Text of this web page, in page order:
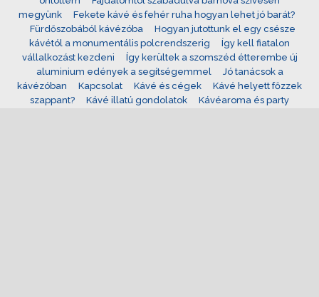
megyünk
Fekete kávé és fehér ruha hogyan lehet jó barát?
Fürdőszobából kávézóba
Hogyan jutottunk el egy csésze
kávétól a monumentális polcrendszerig
Így kell fiatalon
vállalkozást kezdeni
Így kerültek a szomszéd étterembe új
aluminium edények a segítségemmel
Jó tanácsok a
kávézóban
Kapcsolat Kávé és cégek
Kávé helyett főzzek
szappant?
Kávé illatú gondolatok
Kávéaroma és party